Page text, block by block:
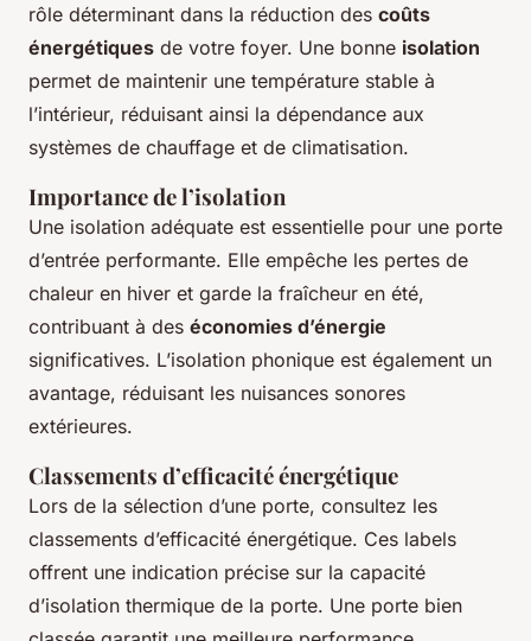
rôle déterminant dans la réduction des coûts
énergétiques de votre foyer. Une bonne isolation
permet de maintenir une température stable à
l’intérieur, réduisant ainsi la dépendance aux
systèmes de chauffage et de climatisation.
Importance de l’isolation
Une isolation adéquate est essentielle pour une porte
d’entrée performante. Elle empêche les pertes de
chaleur en hiver et garde la fraîcheur en été,
contribuant à des économies d’énergie
significatives. L’isolation phonique est également un
avantage, réduisant les nuisances sonores
extérieures.
Classements d’efficacité énergétique
Lors de la sélection d’une porte, consultez les
classements d’efficacité énergétique. Ces labels
offrent une indication précise sur la capacité
d’isolation thermique de la porte. Une porte bien